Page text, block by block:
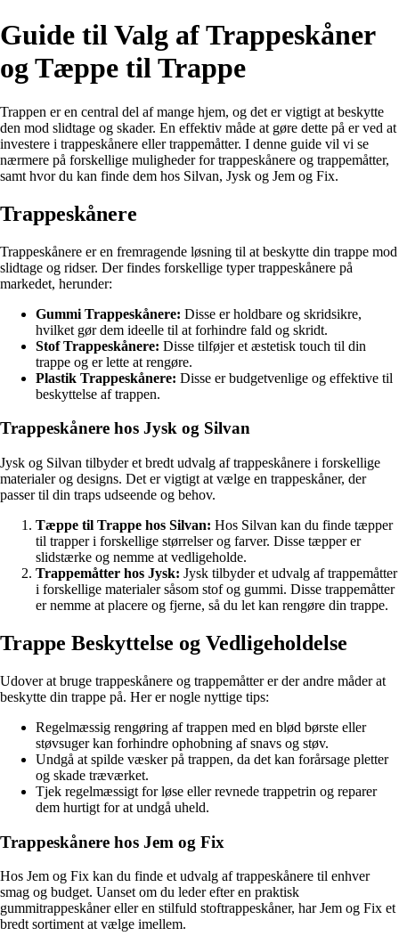
Guide til Valg af Trappeskåner
og Tæppe til Trappe
Trappen er en central del af mange hjem, og det er vigtigt at beskytte
den mod slidtage og skader. En effektiv måde at gøre dette på er ved at
investere i trappeskånere eller trappemåtter. I denne guide vil vi se
nærmere på forskellige muligheder for trappeskånere og trappemåtter,
samt hvor du kan finde dem hos Silvan, Jysk og Jem og Fix.
Trappeskånere
Trappeskånere er en fremragende løsning til at beskytte din trappe mod
slidtage og ridser. Der findes forskellige typer trappeskånere på
markedet, herunder:
Gummi Trappeskånere: Disse er holdbare og skridsikre,
hvilket gør dem ideelle til at forhindre fald og skridt.
Stof Trappeskånere: Disse tilføjer et æstetisk touch til din
trappe og er lette at rengøre.
Plastik Trappeskånere: Disse er budgetvenlige og effektive til
beskyttelse af trappen.
Trappeskånere hos Jysk og Silvan
Jysk og Silvan tilbyder et bredt udvalg af trappeskånere i forskellige
materialer og designs. Det er vigtigt at vælge en trappeskåner, der
passer til din traps udseende og behov.
Tæppe til Trappe hos Silvan: Hos Silvan kan du finde tæpper
til trapper i forskellige størrelser og farver. Disse tæpper er
slidstærke og nemme at vedligeholde.
Trappemåtter hos Jysk: Jysk tilbyder et udvalg af trappemåtter
i forskellige materialer såsom stof og gummi. Disse trappemåtter
er nemme at placere og fjerne, så du let kan rengøre din trappe.
Trappe Beskyttelse og Vedligeholdelse
Udover at bruge trappeskånere og trappemåtter er der andre måder at
beskytte din trappe på. Her er nogle nyttige tips:
Regelmæssig rengøring af trappen med en blød børste eller
støvsuger kan forhindre ophobning af snavs og støv.
Undgå at spilde væsker på trappen, da det kan forårsage pletter
og skade træværket.
Tjek regelmæssigt for løse eller revnede trappetrin og reparer
dem hurtigt for at undgå uheld.
Trappeskånere hos Jem og Fix
Hos Jem og Fix kan du finde et udvalg af trappeskånere til enhver
smag og budget. Uanset om du leder efter en praktisk
gummitrappeskåner eller en stilfuld stoftrappeskåner, har Jem og Fix et
bredt sortiment at vælge imellem.